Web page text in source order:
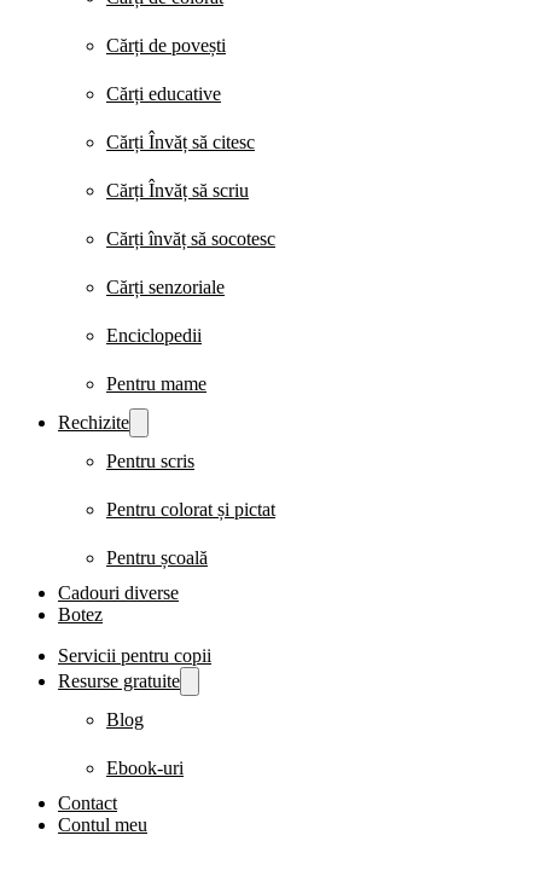
Cărți de povești
Cărți educative
Cărți Învăț să citesc
Cărți Învăț să scriu
Cărți învăț să socotesc
Cărți senzoriale
Enciclopedii
Pentru mame
Rechizite
Pentru scris
Pentru colorat și pictat
Pentru școală
Cadouri diverse
Botez
Servicii pentru copii
Resurse gratuite
Blog
Ebook-uri
Contact
Contul meu